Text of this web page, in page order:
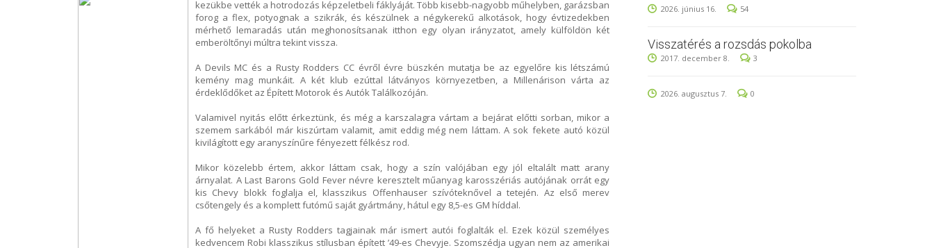
kezükbe vették a hotrodozás képzeletbeli fáklyáját. Több kisebb-nagyobb műhelyben, garázsban
forog a flex, potyognak a szikrák, és készülnek a négykerekű alkotások, hogy évtizedekben
mérhető lemaradás után meghonosítsanak itthon egy olyan irányzatot, amely külföldön két
emberöltőnyi múltra tekint vissza.
A Devils MC és a Rusty Rodders CC évről évre büszkén mutatja be az egyelőre kis létszámú
kemény mag munkáit. A két klub ezúttal látványos környezetben, a Millenárison várta az
érdeklődőket az Épített Motorok és Autók Találkozóján.
Valamivel nyitás előtt érkeztünk, és még a karszalagra vártam a bejárat előtti sorban, mikor a
szemem sarkából már kiszúrtam valamit, amit eddig még nem láttam. A sok fekete autó közül
kivilágított egy aranyszínűre fényezett félkész rod.
Mikor közelebb értem, akkor láttam csak, hogy a szín valójában egy jól eltalált matt arany
árnyalat. A Last Barons Gold Fever névre keresztelt műanyag karosszériás autójának orrát egy
kis Chevy blokk foglalja el, klasszikus Offenhauser szívóteknővel a tetején. Az első merev
csőtengely és a komplett futómű saját gyártmány, hátul egy 8,5-es GM híddal.
A fő helyeket a Rusty Rodders tagjainak már ismert autói foglalták el. Ezek közül személyes
kedvencem Robi klasszikus stílusban épített ’49-es Chevyje. Szomszédja ugyan nem az amerikai
2026. június 16. 54
Visszatérés a rozsdás pokolba
2017. december 8. 3
2026. augusztus 7. 0